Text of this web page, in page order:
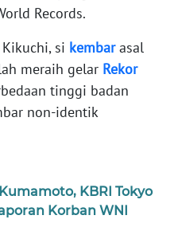
Records.
si kembarasal
meraih gelar Rekor
tinggi badan
non-identik
KBRI Tokyo
Korban WNI